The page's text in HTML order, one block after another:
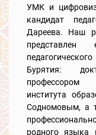
УМК и
кандидат
Дареева. Наш
представлен
Бурятия:
профессором
института
Содномовым, а
родного языка